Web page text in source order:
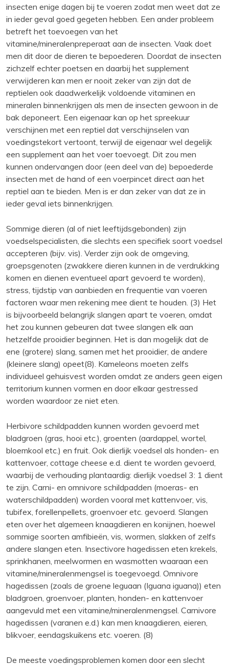
insecten enige dagen bij te voeren zodat men weet dat ze
in ieder geval goed gegeten hebben. Een ander probleem
betreft het toevoegen van het
vitamine/mineralenpreperaat aan de insecten. Vaak doet
men dit door de dieren te bepoederen. Doordat de insecten
zichzelf echter poetsen en daarbij het supplement
verwijderen kan men er nooit zeker van zijn dat de
reptielen ook daadwerkelijk voldoende vitaminen en
mineralen binnenkrijgen als men de insecten gewoon in de
bak deponeert. Een eigenaar kan op het spreekuur
verschijnen met een reptiel dat verschijnselen van
voedingstekort vertoont, terwijl de eigenaar wel degelijk
een supplement aan het voer toevoegt. Dit zou men
kunnen ondervangen door (een deel van de) bepoederde
insecten met de hand of een voerpincet direct aan het
reptiel aan te bieden. Men is er dan zeker van dat ze in
ieder geval iets binnenkrijgen.
Sommige dieren (al of niet leeftijdsgebonden) zijn
voedselspecialisten, die slechts een specifiek soort voedsel
accepteren (bijv. vis). Verder zijn ook de omgeving,
groepsgenoten (zwakkere dieren kunnen in de verdrukking
komen en dienen eventueel apart gevoerd te worden),
stress, tijdstip van aanbieden en frequentie van voeren
factoren waar men rekening mee dient te houden. (3) Het
is bijvoorbeeld belangrijk slangen apart te voeren, omdat
het zou kunnen gebeuren dat twee slangen elk aan
hetzelfde prooidier beginnen. Het is dan mogelijk dat de
ene (grotere) slang, samen met het prooidier, de andere
(kleinere slang) opeet(8). Kameleons moeten zelfs
individueel gehuisvest worden omdat ze anders geen eigen
territorium kunnen vormen en door elkaar gestressed
worden waardoor ze niet eten.
Herbivore schildpadden kunnen worden gevoerd met
bladgroen (gras, hooi etc.), groenten (aardappel, wortel,
bloemkool etc.) en fruit. Ook dierlijk voedsel als honden- en
kattenvoer, cottage cheese e.d. dient te worden gevoerd,
waarbij de verhouding plantaardig: dierlijk voedsel 3: 1 dient
te zijn. Carni- en omnivore schildpadden (moeras- en
waterschildpadden) worden vooral met kattenvoer, vis,
tubifex, forellenpellets, groenvoer etc. gevoerd. Slangen
eten over het algemeen knaagdieren en konijnen, hoewel
sommige soorten amfibieën, vis, wormen, slakken of zelfs
andere slangen eten. Insectivore hagedissen eten krekels,
sprinkhanen, meelwormen en wasmotten waaraan een
vitamine/mineralenmengsel is toegevoegd. Omnivore
hagedissen (zoals de groene leguaan (Iguana iguana)) eten
bladgroen, groenvoer, planten, honden- en kattenvoer
aangevuld met een vitamine/mineralenmengsel. Carnivore
hagedissen (varanen e.d.) kan men knaagdieren, eieren,
blikvoer, eendagskuikens etc. voeren. (8)
De meeste voedingsproblemen komen door een slecht